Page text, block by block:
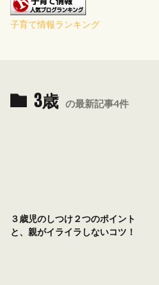
子育て情報ランキング
3歳 の最新記事4件
３歳児のしつけ２つのポイント
と、親がイライラしないコツ！